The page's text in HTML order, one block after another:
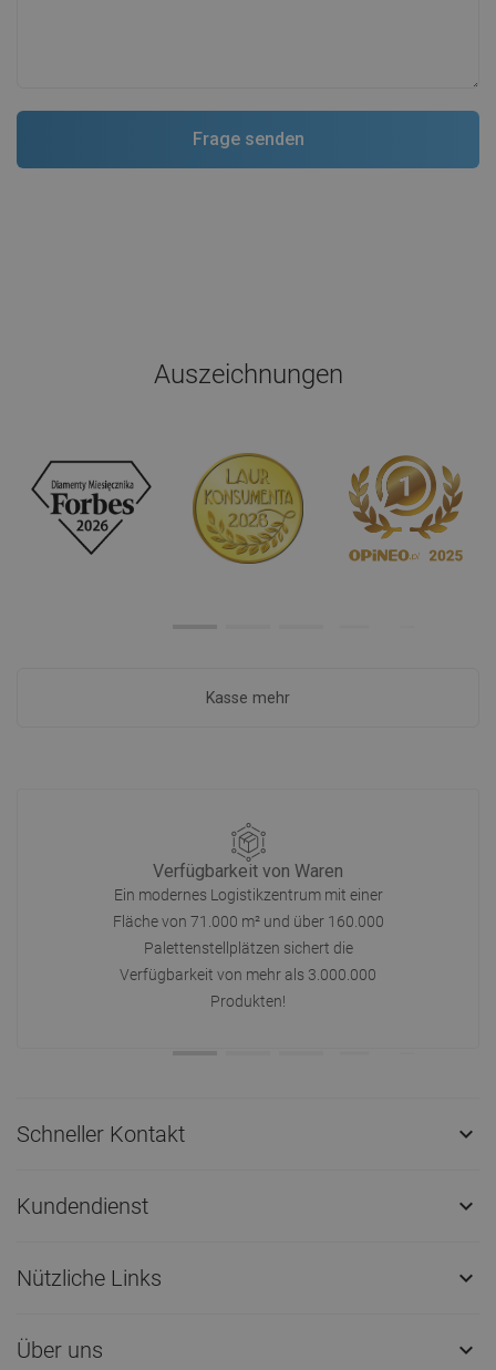
Auszeichnungen
Kasse mehr
Verfügbarkeit von Waren
Ein modernes Logistikzentrum mit einer
Fläche von 71.000 m² und über 160.000
Palettenstellplätzen sichert die
Verfügbarkeit von mehr als 3.000.000
Produkten!
Schneller Kontakt 
Kundendienst 
Nützliche Links 
Über uns 